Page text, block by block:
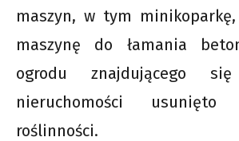
maszyn, w tym
maszynę do łamania
ogrodu znajdującego
nieruchomości
roślinności.